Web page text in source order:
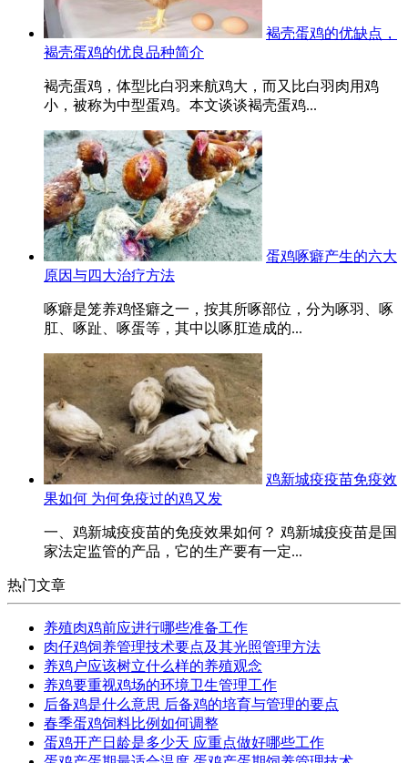
褐壳蛋鸡的优缺点，
褐壳蛋鸡的优良品种简介
褐壳蛋鸡，体型比白羽来航鸡大，而又比白羽肉用鸡
小，被称为中型蛋鸡。本文谈谈褐壳蛋鸡...
蛋鸡啄癖产生的六大
原因与四大治疗方法
啄癖是笼养鸡怪癖之一，按其所啄部位，分为啄羽、啄
肛、啄趾、啄蛋等，其中以啄肛造成的...
鸡新城疫疫苗免疫效
果如何 为何免疫过的鸡又发
一、鸡新城疫疫苗的免疫效果如何？ 鸡新城疫疫苗是国
家法定监管的产品，它的生产要有一定...
热门文章
养殖肉鸡前应进行哪些准备工作
肉仔鸡饲养管理技术要点及其光照管理方法
养鸡户应该树立什么样的养殖观念
养鸡要重视鸡场的环境卫生管理工作
后备鸡是什么意思 后备鸡的培育与管理的要点
春季蛋鸡饲料比例如何调整
蛋鸡开产日龄是多少天 应重点做好哪些工作